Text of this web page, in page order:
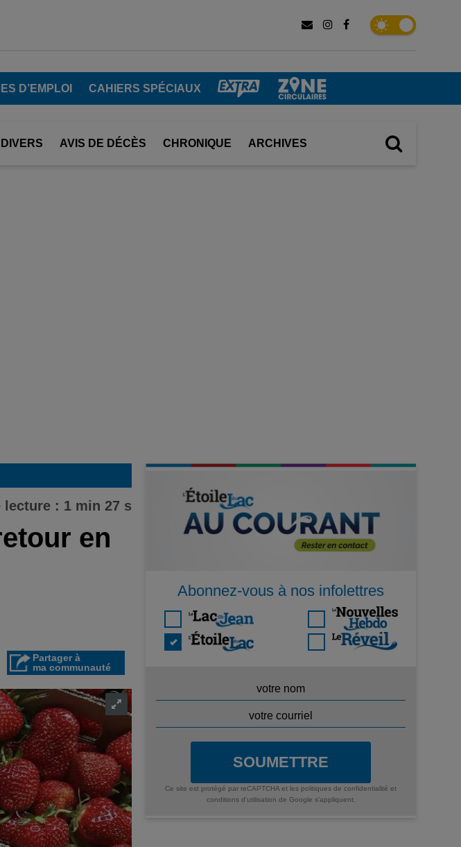
D’EMPLOI CAHIERS SPÉCIAUX
AVIS DE DÉCÈS CHRONIQUE ARCHIVES
lecture : 1 min 27 s
en
Partager à
ma communauté
Abonnez-vous à nos infolettres
SOUMETTRE
Ce site est protégé par reCAPTCHA et les politiques de confidentialité et
conditions d'utilisation de Google s'appliquent.